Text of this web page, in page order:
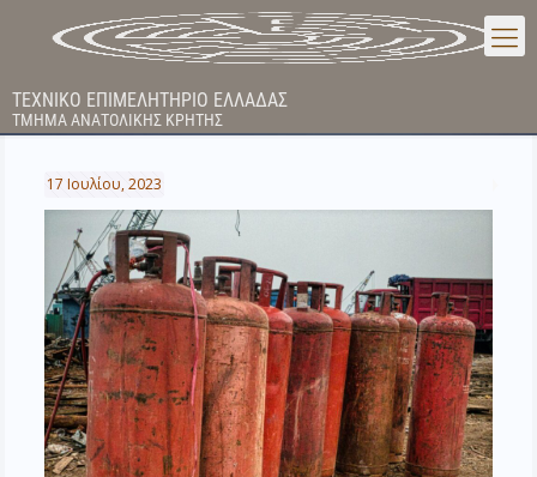
ΤΕΧΝΙΚΟ ΕΠΙΜΕΛΗΤΗΡΙΟ ΕΛΛΑΔΑΣ
ΤΜΗΜΑ ΑΝΑΤΟΛΙΚΗΣ ΚΡΗΤΗΣ
17 Ιουλίου, 2023